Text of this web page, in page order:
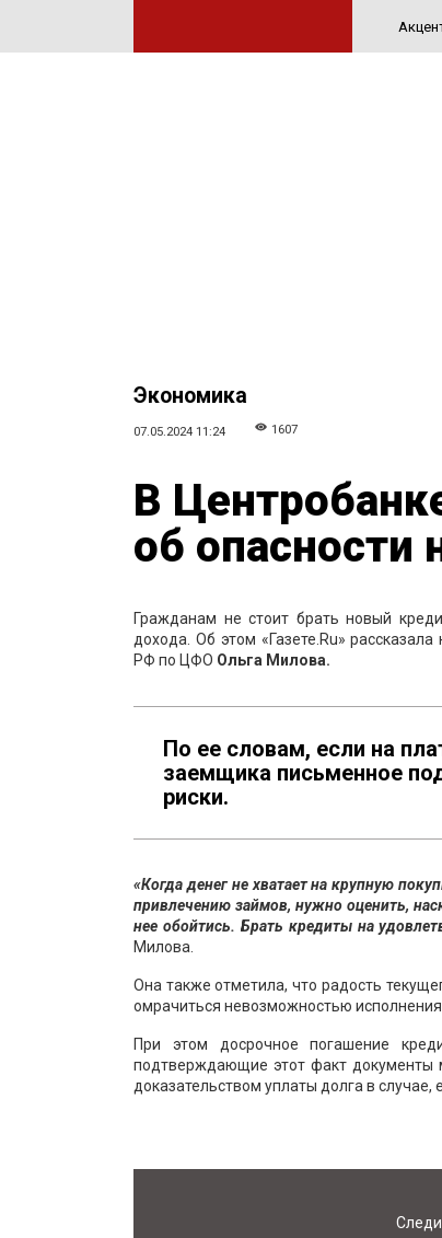
Экономика
07.05.2024 11:24 1607
В
об опасности
Гражданам не стоит брать новый
дохода. Об этом «Газете.Ru»
РФ по ЦФО Ольга Милова.
По ее словам, если на
заемщика письменное
риски.
«Когда денег не хватает на крупную
привлечению займов, нужно оценить,
нее обойтись. Брать кредиты на
Милова.
Она также отметила, что радость
омрачиться невозможностью исполнения
При этом досрочное погашение
подтверждающие этот факт документы
доказательством уплаты долга в